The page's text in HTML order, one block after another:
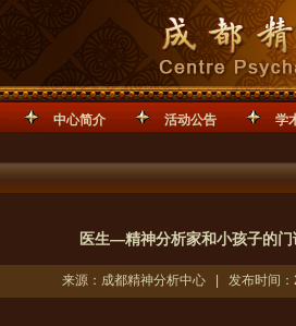
中心简介 活动公告 学
医生—精神分析家和小孩子的
来源：成都精神分析中心 | 发布时间